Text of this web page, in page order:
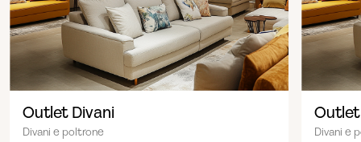
Outlet Divani
Divani e poltrone Divani e